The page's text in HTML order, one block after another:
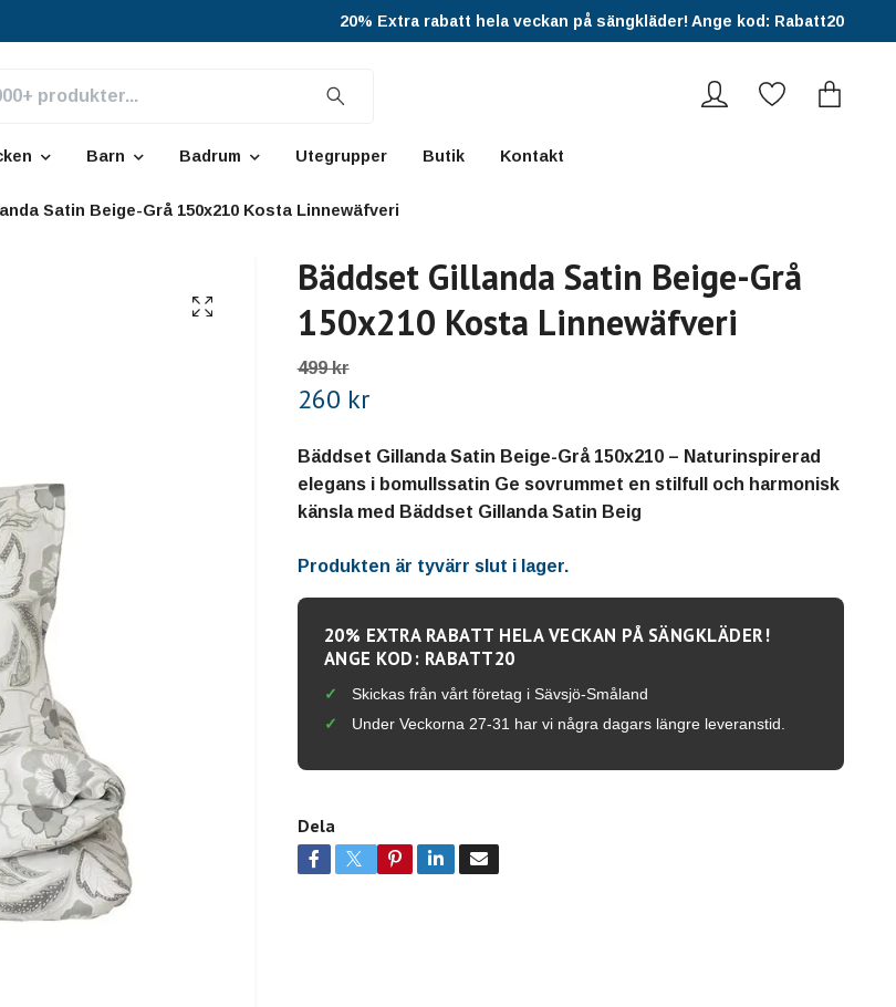
20% Extra rabatt hela veckan på sängkläder! Ange kod: Rabatt20
Barn Badrum Utegrupper Butik Kontakt
Satin Beige-Grå 150x210 Kosta Linnewäfveri
Bäddset Gillanda Satin Beige-Grå
150x210 Kosta Linnewäfveri
499 kr
260 kr
Bäddset Gillanda Satin Beige-Grå 150x210 – Naturinspirerad
elegans i bomullssatin Ge sovrummet en stilfull och harmonisk
känsla med Bäddset Gillanda Satin Beig
Produkten är tyvärr slut i lager.
20% EXTRA RABATT HELA VECKAN PÅ SÄNGKLÄDER!
ANGE KOD: RABATT20
Skickas från vårt företag i Sävsjö-Småland
Under Veckorna 27-31 har vi några dagars längre leveranstid.
Dela